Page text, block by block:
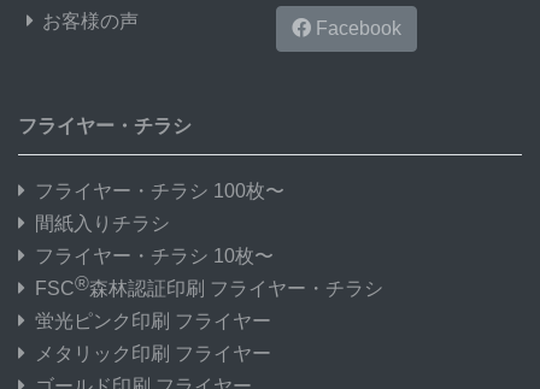
お客様の声
Facebook
フライヤー・チラシ
フライヤー・チラシ 100枚〜
間紙入りチラシ
フライヤー・チラシ 10枚〜
FSC®森林認証印刷 フライヤー・チラシ
蛍光ピンク印刷 フライヤー
メタリック印刷 フライヤー